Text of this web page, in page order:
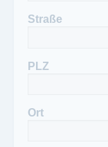
Straße
PLZ
Ort